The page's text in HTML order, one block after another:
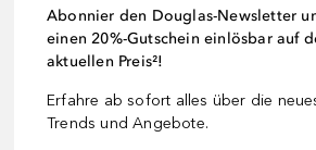
Abonnier den Douglas-Newsletter
einen 20%-Gutschein einlösbar auf
aktuellen Preis²!
Erfahre ab sofort alles über die
Trends und Angebote.